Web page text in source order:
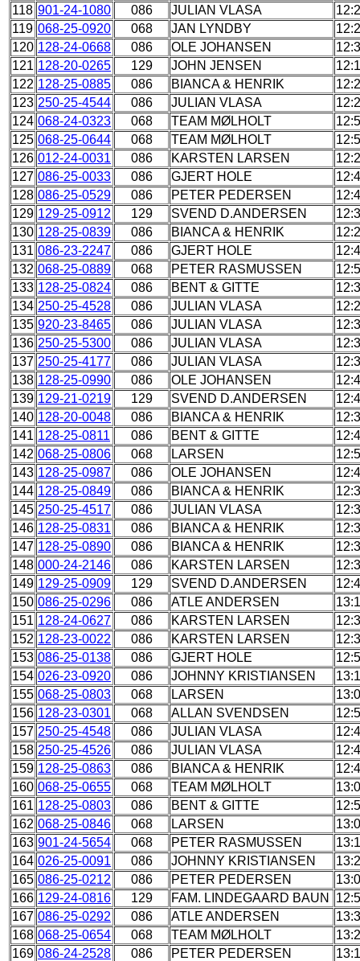
118 901-24-1080 086 JULIAN VLASA
119 068-25-0920 068 JAN LYNDBY
120 128-24-0668 086 OLE JOHANSEN
121 128-20-0265 129 JOHN JENSEN
122 128-25-0885 086 BIANCA & HENRIK
123 250-25-4544 086 JULIAN VLASA
124 068-24-0323 068 TEAM MØLHOLT
125 068-25-0644 068 TEAM MØLHOLT
126 012-24-0031 086 KARSTEN LARSEN
127 086-25-0033 086 GJERT HOLE
128 086-25-0529 086 PETER PEDERSEN
129 129-25-0912 129 SVEND D.ANDERSEN
130 128-25-0839 086 BIANCA & HENRIK
131 086-23-2247 086 GJERT HOLE
132 068-25-0889 068 PETER RASMUSSEN
133 128-25-0824 086 BENT & GITTE
134 250-25-4528 086 JULIAN VLASA
135 920-23-8465 086 JULIAN VLASA
136 250-25-5300 086 JULIAN VLASA
137 250-25-4177 086 JULIAN VLASA
138 128-25-0990 086 OLE JOHANSEN
139 129-21-0219 129 SVEND D.ANDERSEN
140 128-20-0048 086 BIANCA & HENRIK
141 128-25-0811 086 BENT & GITTE
142 068-25-0806 068 LARSEN
143 128-25-0987 086 OLE JOHANSEN
144 128-25-0849 086 BIANCA & HENRIK
145 250-25-4517 086 JULIAN VLASA
146 128-25-0831 086 BIANCA & HENRIK
147 128-25-0890 086 BIANCA & HENRIK
148 000-24-2146 086 KARSTEN LARSEN
149 129-25-0909 129 SVEND D.ANDERSEN
150 086-25-0296 086 ATLE ANDERSEN
151 128-24-0627 086 KARSTEN LARSEN
152 128-23-0022 086 KARSTEN LARSEN
153 086-25-0138 086 GJERT HOLE
154 026-23-0920 086 JOHNNY KRISTIANSEN
155 068-25-0803 068 LARSEN
156 128-23-0301 068 ALLAN SVENDSEN
157 250-25-4548 086 JULIAN VLASA
158 250-25-4526 086 JULIAN VLASA
159 128-25-0863 086 BIANCA & HENRIK
160 068-25-0655 068 TEAM MØLHOLT
161 128-25-0803 086 BENT & GITTE
162 068-25-0846 068 LARSEN
163 901-24-5654 068 PETER RASMUSSEN
164 026-25-0091 086 JOHNNY KRISTIANSEN
165 086-25-0212 086 PETER PEDERSEN
166 129-24-0816 129 FAM. LINDEGAARD BAUN
167 086-25-0292 086 ATLE ANDERSEN
168 068-25-0654 068 TEAM MØLHOLT
169 086-24-2528 086 PETER PEDERSEN